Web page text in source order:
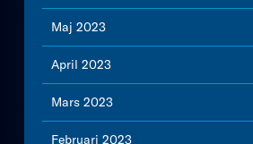
Maj 2023
April 2023
Mars 2023
Februari 2023